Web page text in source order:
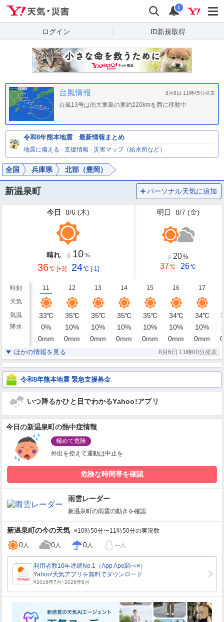
検索 通知
i
ログイン ID新規取得
台風情報 8月6日 11時45分発表
台風13号は南大東島の東約220kmを西に移動中
令和8年熊本地震 最新情報まとめ
地震に備える - 支援情報 - 災害マップ（給水所など）
全国 兵庫県 北部（豊岡）
新温泉町 パーソナル天気に追加
今日 8/6 (木)
晴れ 10%
36℃ [+3] 24℃ [-1]
明日 8/7 (金)
20%
37℃ 26℃
時刻 11 12 13 14 15 16
17
天気
気温
33℃ 35℃ 35℃ 35℃ 35℃ 34℃ 34℃
降水 0% 10% 10% 10% 10% 10% 10%
0mm 0mm 0mm 0mm 0mm 0mm 0mm 0
湿度 58 % 58 % 60%
風
北北東
3m/s
東北東
4m/s
東北東
5m/s
東北東
4m/s
東北東
5m/s
東北東
5m/s
東北東
5m/s
ほかの情報を見る 8月6日 11時00分発表
令和8年熊本地震 緊急支援募金
いつ降るかひと目でわかるYahoo!アプリ
今日の新温泉町の熱中症情報
極めて危険
外出を控えて運動は中止を
危険な時間帯を確認
雨雲レーダー
新温泉町の雨雲の動きを確認
新温泉町の今の天気 ※10時50分〜11時50分の実況数
0人 0人 0人 -- 人